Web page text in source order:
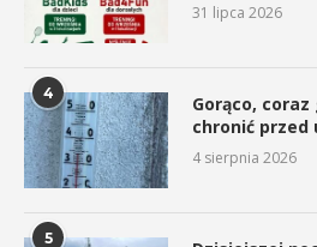
31 lipca 2026
4
Gorąco,
chronić przed
4 sierpnia 2026
5